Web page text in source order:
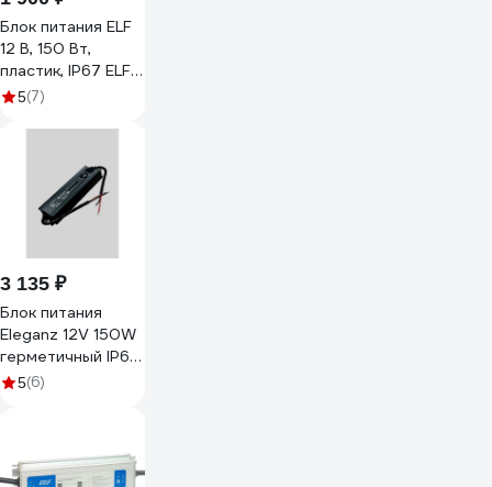
Блок питания ELF
12 В, 150 Вт,
пластик, IP67 ELF-
12E150PC-PT
5(7)
3 135 ₽
Блок питания
Eleganz 12V 150W
герметичный IP67
1191
5(6)